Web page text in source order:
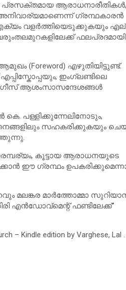
ആരാധനാരീതികൾ,
ഗ്രന്ഥകാരൻ
വളർത്തിയെടുക്കുകയും
ഫലപ്രദമായി
(Foreword) എഴുതിയിട്ടുണ്ട്.
ഇംഗ്ലണ്ടിലെ
ആശംസാസന്ദേശങ്ങൾ
പള്ളിക്കുന്നേലിനോടും,
സഹകരിക്കുകയും
കൂട്ടായ ആരാധനയുടെ
ഈ ഗ്രന്ഥം
മലങ്കര മാർത്തോമ്മാ
എൻഡോവ്‌മെന്റ് ഫണ്ടിലേക്ക്”
– Kindle edition by Varghese, Lal .